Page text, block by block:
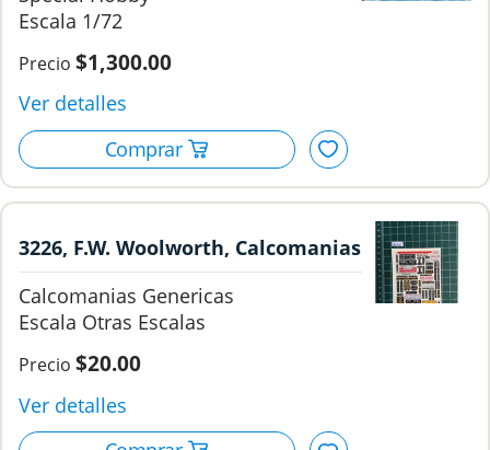
1/72
$1,300.00
3226, F.W. Woolworth, Calcomanias
Genericas. 7
Calcomanias Genericas
Otras Escalas
$20.00